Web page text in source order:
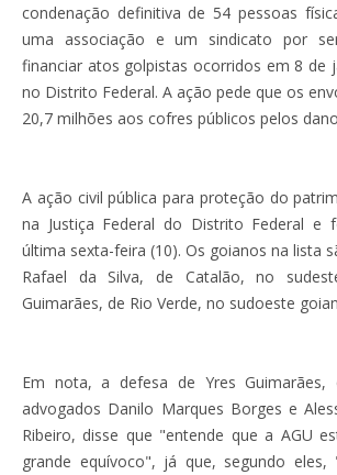
condenação definitiva de 54 pessoas
uma associação e um sindicato por
financiar atos golpistas ocorridos em 8 de
no Distrito Federal. A ação pede que os
20,7 milhões aos cofres públicos pelos
A ação civil pública para proteção do
na Justiça Federal do Distrito Federal e
última sexta-feira (10). Os goianos na lista
Rafael da Silva, de Catalão, no
Guimarães, de Rio Verde, no sudoeste
Em nota, a defesa de Yres
advogados Danilo Marques Borges e
Ribeiro, disse que "entende que a AGU
grande equívoco", já que, segundo eles,